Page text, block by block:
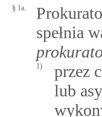
§ 1a.
spełnia
1)
przez
lub